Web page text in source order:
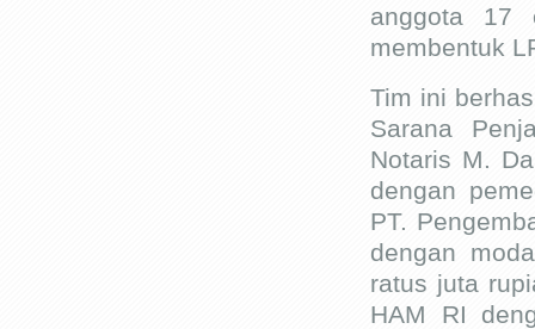
anggota 17
membentuk
Tim ini
Sarana
Notaris M.
dengan
PT.
dengan
ratus juta
HAM RI